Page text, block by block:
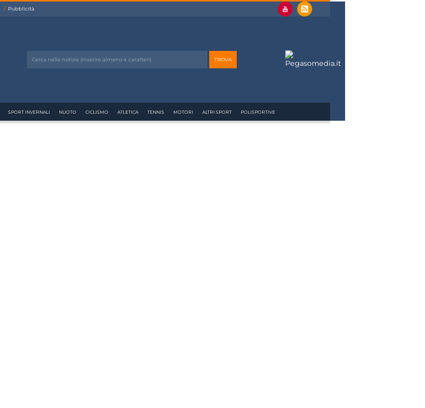
Pubblicità
SPORT INVERNALI NUOTO CICLISMO ATLETICA TENNIS MOTORI ALTRI SPORT POLISPORTIVE